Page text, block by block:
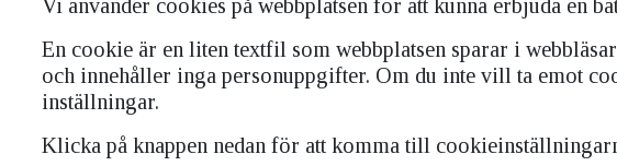
Vi använder cookies på webbplatsen för att kunna erbjuda en
En cookie är en liten textfil som webbplatsen sparar i
och innehåller inga personuppgifter. Om du inte vill ta emot
inställningar.
Klicka på knappen nedan för att komma till